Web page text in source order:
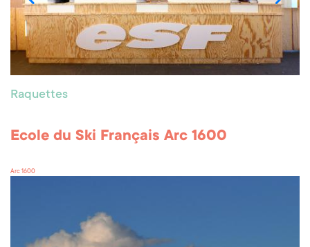
Raquettes
Ecole du Ski Français Arc 1600
Arc 1600